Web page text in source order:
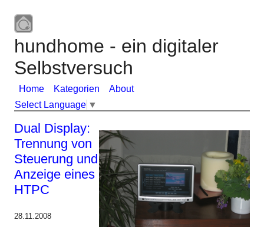
hundhome - ein digitaler
Selbstversuch
Home Kategorien
About
Select Language ▼
Dual Display:
Trennung von
Steuerung und
Anzeige eines
HTPC
28.11.2008